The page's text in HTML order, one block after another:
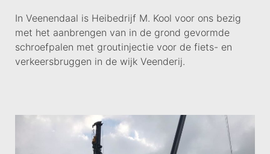
In Veenendaal is Heibedrijf M. Kool voor ons bezig
met het aanbrengen van in de grond gevormde
schroefpalen met groutinjectie voor de fiets- en
verkeersbruggen in de wijk Veenderij.